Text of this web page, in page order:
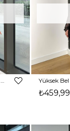
Pens Detaylı Gastek Mavi Kadın Kot Şort etek 25Y060
₺459,99